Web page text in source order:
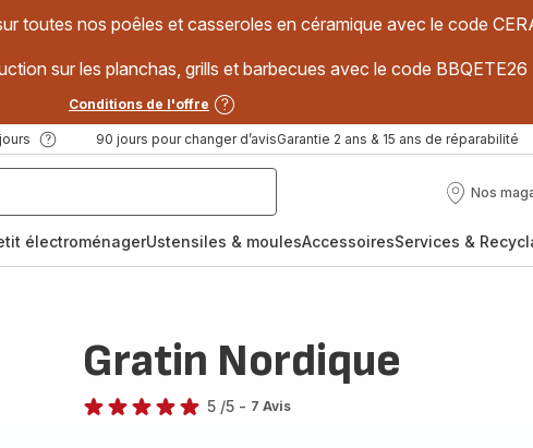
toutes nos poêles et casseroles en céramique avec le code
sur les planchas, grills et barbecues avec le code BBQETE26
Conditions de l'offre
90 jours pour changer d’avisGarantie 2 ans & 15 ans de réparabilité
Nos
Nos
électroménagerUstensiles & moulesAccessoiresServices &
Gratin Nordique
5 /5 - 7 Avis